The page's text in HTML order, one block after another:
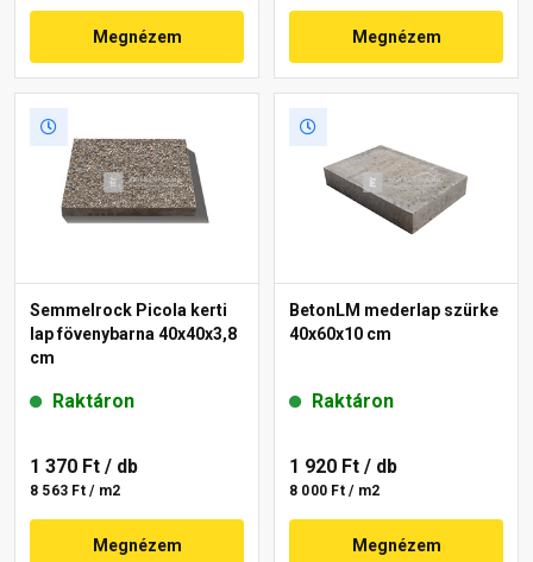
Megnézem Megnézem
Semmelrock Picola kerti
lap fövenybarna 40x40x3,8
cm
Raktáron
1 370 Ft / db
8 563 Ft / m2
Megnézem
BetonLM mederlap szürke
40x60x10 cm
Raktáron
1 920 Ft / db
8 000 Ft / m2
Megnézem